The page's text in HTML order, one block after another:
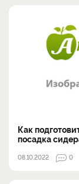
Как
посадка
08.10.2022 0